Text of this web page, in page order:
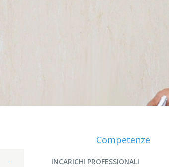
Competenze
INCARICHI PROFESSIONALI